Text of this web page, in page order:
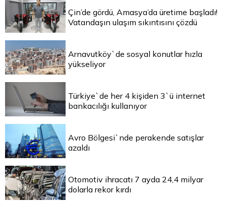
Çin’de gördü, Amasya’da üretime başladı!
Vatandaşın ulaşım sıkıntısını çözdü
Arnavutköy`de sosyal konutlar hızla
yükseliyor
Türkiye`de her 4 kişiden 3`ü internet
bankacılığı kullanıyor
Avro Bölgesi`nde perakende satışlar
azaldı
Otomotiv ihracatı 7 ayda 24,4 milyar
dolarla rekor kırdı